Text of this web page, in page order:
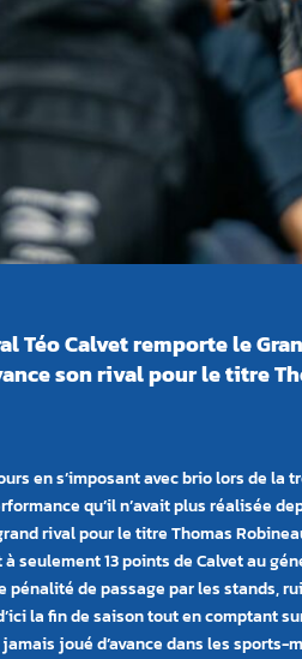
Téo Calvet remporte le
son rival pour le titre
en s’imposant avec brio lors de la
qu’il n’avait plus réalisée
rival pour le titre Thomas
seulement 13 points de Calvet au
pénalité de passage par les stands,
’ici la fin de saison tout en comptant
joué d’avance dans les sports-